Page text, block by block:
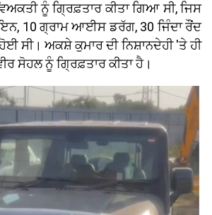
ਨੂੰ ਗ੍ਰਿਫ਼ਤਾਰ ਕੀਤਾ ਗਿਆ ਸੀ, ਜਿਸ
10 ਗ੍ਰਾਮ ਆਈਸ ਡਰੱਗ, 30 ਜਿੰਦਾ ਰੌਂਦ
ਸੀ। ਅਕਸ਼ੇ ਕੁਮਾਰ ਦੀ ਨਿਸ਼ਾਨਦੇਹੀ 'ਤੇ ਹੀ
ਸੋਹਲ ਨੂੰ ਗ੍ਰਿਫ਼ਤਾਰ ਕੀਤਾ ਹੈ।